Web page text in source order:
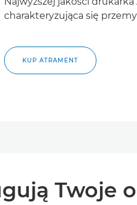
charakteryzująca się
KUP ATRAMENT
Twoje